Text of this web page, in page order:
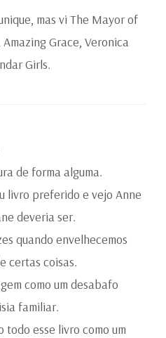
mas vi The Mayor of
Grace, Veronica
Girls.
de forma alguma.
livro preferido e vejo Anne
deveria ser.
quando envelhecemos
certas coisas.
como um desabafo
familiar.
todo esse livro como um